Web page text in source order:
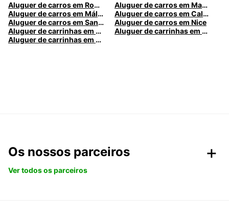
Aluguer de carros em Roma
Aluguer de carros em Madrid
Aluguer de carros em Málaga
Aluguer de carros em Caldas da Rainha
Aluguer de carros em Santa Maria da Feira
Aluguer de carros em Nice
Aluguer de carrinhas em Nice
Aluguer de carrinhas em Santa Maria da Feira
Aluguer de carrinhas em Caldas da Rainha
Os nossos parceiros
Ver todos os parceiros